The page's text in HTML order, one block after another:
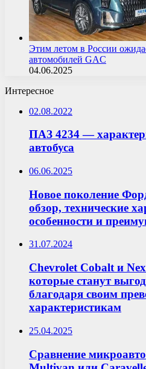
Этим летом в России
автомобилей GAC
04.06.2025
Интересное
02.08.2022
ПАЗ 4234 —
автобуса
06.06.2025
Новое поколение
обзор, технические
особенности и
31.07.2024
Chevrolet Cobalt и
которые станут
благодаря своим
характеристикам
25.04.2025
Сравнение